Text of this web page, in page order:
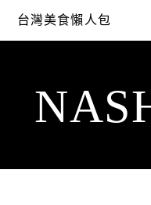
台灣美食懶人包